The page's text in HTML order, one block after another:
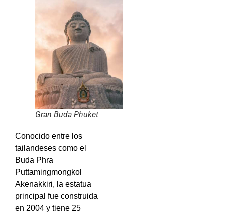
Gran Buda Phuket
Conocido entre los
tailandeses como el
Buda Phra
Puttamingmongkol
Akenakkiri, la estatua
principal fue construida
en 2004 y tiene 25